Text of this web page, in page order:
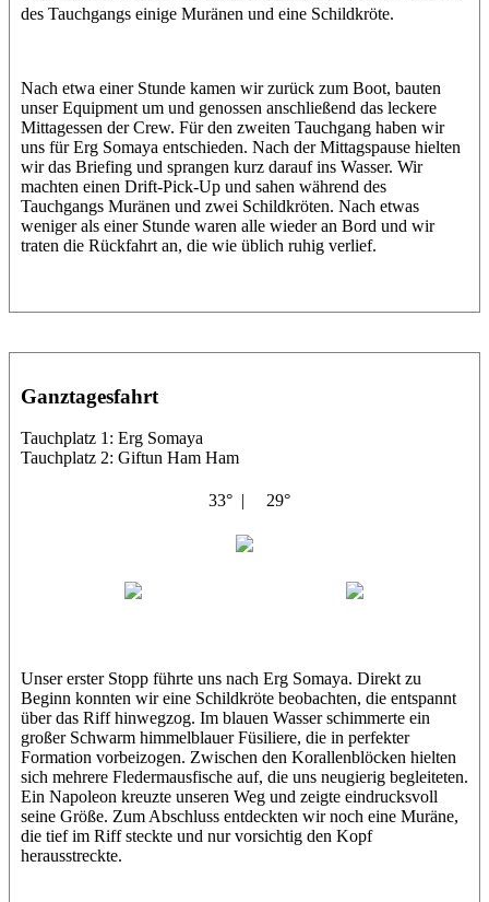
des Tauchgangs einige Muränen und eine Schildkröte.
Nach etwa einer Stunde kamen wir zurück zum Boot, bauten
unser Equipment um und genossen anschließend das leckere
Mittagessen der Crew. Für den zweiten Tauchgang haben wir
uns für Erg Somaya entschieden. Nach der Mittagspause hielten
wir das Briefing und sprangen kurz darauf ins Wasser. Wir
machten einen Drift-Pick-Up und sahen während des
Tauchgangs Muränen und zwei Schildkröten. Nach etwas
weniger als einer Stunde waren alle wieder an Bord und wir
traten die Rückfahrt an, die wie üblich ruhig verlief.
Ganztagesfahrt
Tauchplatz 1: Erg Somaya
Tauchplatz 2: Giftun Ham Ham
33° | 29°
Unser erster Stopp führte uns nach Erg Somaya. Direkt zu
Beginn konnten wir eine Schildkröte beobachten, die entspannt
über das Riff hinwegzog. Im blauen Wasser schimmerte ein
großer Schwarm himmelblauer Füsiliere, die in perfekter
Formation vorbeizogen. Zwischen den Korallenblöcken hielten
sich mehrere Fledermausfische auf, die uns neugierig begleiteten.
Ein Napoleon kreuzte unseren Weg und zeigte eindrucksvoll
seine Größe. Zum Abschluss entdeckten wir noch eine Muräne,
die tief im Riff steckte und nur vorsichtig den Kopf
herausstreckte.